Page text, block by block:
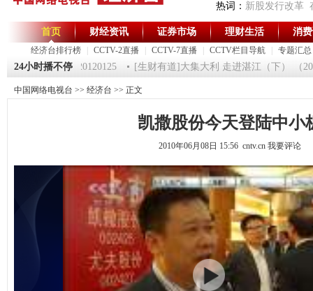
热词： 新股发行改革
首页
经济台排行榜 CCTV-2直播 CCTV-7直播 CCTV栏目导航 专题汇总
财经资讯 证券市场 理财生活 消
24小时播不停
《第一时间》 20120125 [生财有道]大集大利 走进湛江（下） （
中国网络电视台 >> 经济台 >> 正文
凯撒股份今天登陆中小
2010年06月08日 15:56 cntv.cn 我要评论